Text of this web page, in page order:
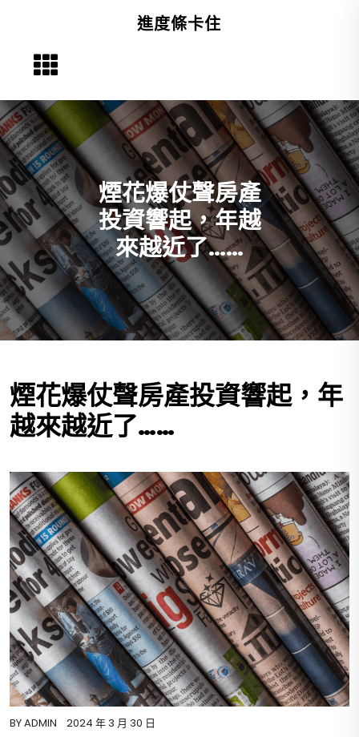
進度條卡住
煙花爆仗聲房產
投資響起，年越
來越近了……
煙花爆仗聲房產投資響起，年
越來越近了……
BYADMIN 2024 年 3 月 30 日